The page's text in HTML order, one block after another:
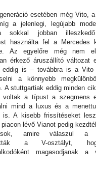
esetében még Vito, a
a jelenlegi, legújabb
sokkal jobban
használta fel a Mercedes
Az egyelőre még nem
érkező áruszállító változat
eddig is – továbbra is a Vito
a könnyebb
A stuttgartiak eddig minden
voltak a típust a szegmens
mind a luxus és a
is. A kisebb frissítéseket
piacon lévő Vianot pedig
amire válaszul a
a V-osztályt,
magasodjanak a